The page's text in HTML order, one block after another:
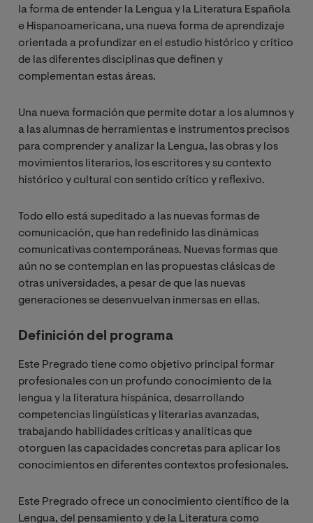
la forma de entender la Lengua y la Literatura Española
e Hispanoamericana, una nueva forma de aprendizaje
orientada a profundizar en el estudio histórico y crítico
de las diferentes disciplinas que definen y
complementan estas áreas. ​
Una nueva formación que permite dotar a los alumnos y
a las alumnas de herramientas e instrumentos precisos
para comprender y analizar la Lengua, las obras y los
movimientos literarios, los escritores y su contexto
histórico y cultural con sentido crítico y reflexivo. ​
Todo ello está supeditado a las nuevas formas de
comunicación, que han redefinido las dinámicas
comunicativas contemporáneas. Nuevas formas que
aún no se contemplan en las propuestas clásicas de
otras universidades, a pesar de que las nuevas
generaciones se desenvuelvan inmersas en ellas.
Definición del programa
Este Pregrado tiene como objetivo principal formar
profesionales con un profundo conocimiento de la
lengua y la literatura hispánica, desarrollando
competencias lingüísticas y literarias avanzadas,
trabajando habilidades críticas y analíticas que
otorguen las capacidades concretas para aplicar los
conocimientos en diferentes contextos profesionales.
Este Pregrado ofrece un conocimiento científico de la
Lengua, del pensamiento y de la Literatura como